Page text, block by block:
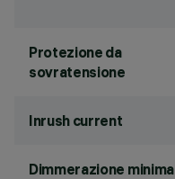
Protezione da
sovratensione
Inrush current
Dimmerazione minima